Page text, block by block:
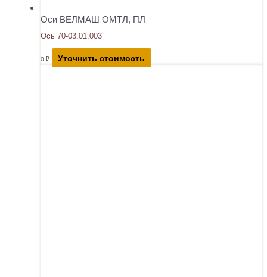
Оси ВЕЛМАШ ОМТЛ, ПЛ
Ось 70-03.01.003
0 ₽ Уточнить стоимость